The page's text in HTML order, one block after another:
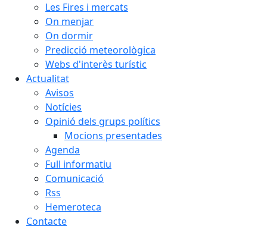
Les Fires i mercats
On menjar
On dormir
Predicció meteorològica
Webs d'interès turístic
Actualitat
Avisos
Notícies
Opinió dels grups polítics
Mocions presentades
Agenda
Full informatiu
Comunicació
Rss
Hemeroteca
Contacte